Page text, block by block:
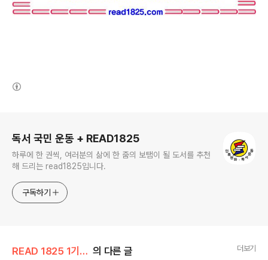
독서 국민 운동 + READ1825
하루에 한 권씩, 여러분의 삶에 한 줌의 보탬이 될 도서를 추천
해 드리는 read1825입니다.
구독하기
READ 1825 1기(13.3~18.2) 의 다른 글 더보기